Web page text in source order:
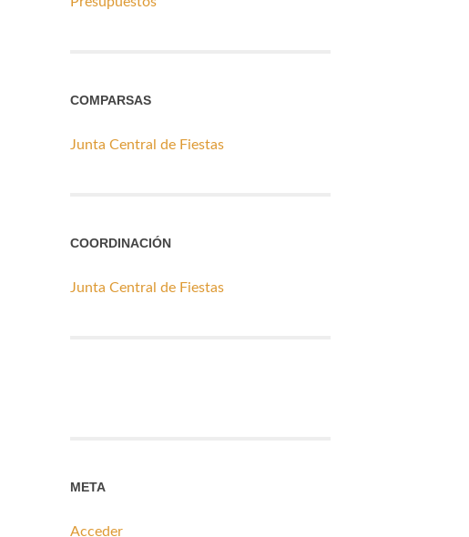
COMPARSAS
Junta Central de Fiestas
COORDINACIÓN
Junta Central de Fiestas
META
Acceder